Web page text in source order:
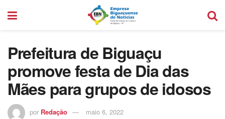
Prefeitura de Biguaçu
promove festa de Dia das
Mães para grupos de idosos
por Redação maio 6, 2022